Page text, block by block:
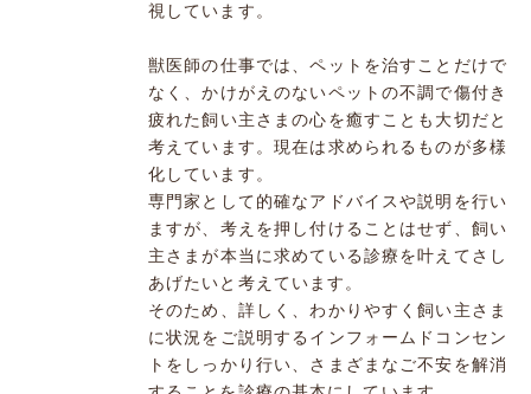
視しています。
獣医師の仕事では、ペットを治すことだけで
なく、かけがえのないペットの不調で傷付き
疲れた飼い主さまの心を癒すことも大切だと
考えています。現在は求められるものが多様
化しています。
専門家として的確なアドバイスや説明を行い
ますが、考えを押し付けることはせず、飼い
主さまが本当に求めている診療を叶えてさし
あげたいと考えています。
そのため、詳しく、わかりやすく飼い主さま
に状況をご説明するインフォームドコンセン
トをしっかり行い、さまざまなご不安を解消